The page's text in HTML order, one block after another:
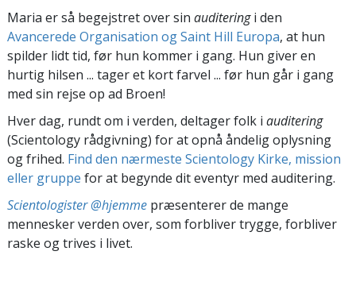
Maria er så begejstret over sin auditeringi den
Avancerede Organisation og Saint Hill Europa, at hun
spilder lidt tid, før hun kommer i gang. Hun giver en
hurtig hilsen ... tager et kort farvel ... før hun går i gang
med sin rejse op ad Broen!
Hver dag, rundt om i verden, deltager folk i auditering
(Scientology rådgivning) for at opnå åndelig oplysning
og frihed. Find den nærmeste Scientology Kirke, mission
eller gruppe for at begynde dit eventyr med auditering.
Scientologister @hjemme præsenterer de mange
mennesker verden over, som forbliver trygge, forbliver
raske og trives i livet.